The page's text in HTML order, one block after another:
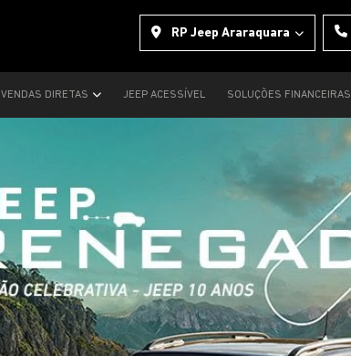
RP Jeep Araraquara
VENDAS DIRETAS JEEP ACESSÍVEL SOLUÇÕES FINANCEIRAS